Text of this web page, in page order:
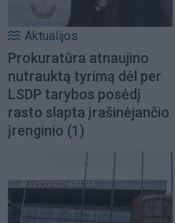
Aktualijos
Prokuratūra atnaujino
nutrauktą tyrimą dėl per
LSDP tarybos posėdį
rasto slapta įrašinėjančio
įrenginio (1)